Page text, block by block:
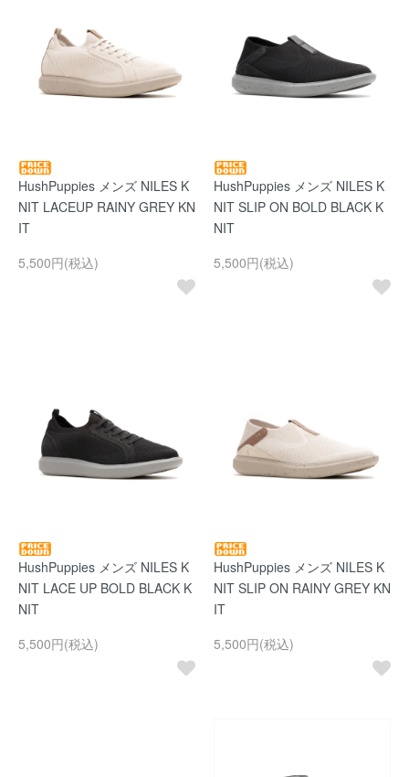
HushPuppies メンズ NILES K
NIT LACEUP RAINY GREY KN
IT
5,500円(税込)
HushPuppies メンズ NILES K
NIT SLIP ON BOLD BLACK K
NIT
5,500円(税込)
HushPuppies メンズ NILES K
NIT LACE UP BOLD BLACK K
NIT
5,500円(税込)
HushPuppies メンズ NILES K
NIT SLIP ON RAINY GREY KN
IT
5,500円(税込)